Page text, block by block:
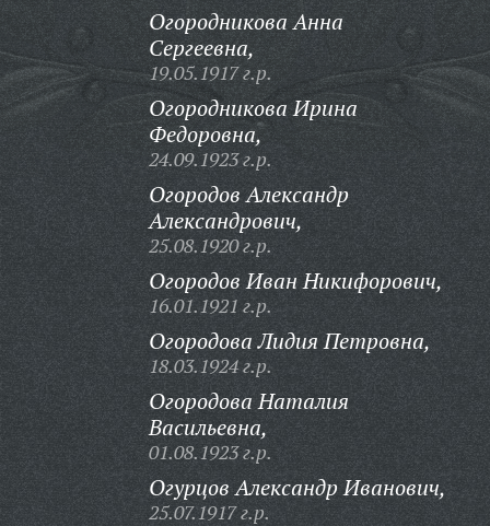
Огородникова Анна
Сергеевна,
19.05.1917 г.р.
Огородникова Ирина
Федоровна,
24.09.1923 г.р.
Огородов Александр
Александрович,
25.08.1920 г.р.
Огородов Иван Никифорович,
16.01.1921 г.р.
Огородова Лидия Петровна,
18.03.1924 г.р.
Огородова Наталия
Васильевна,
01.08.1923 г.р.
Огурцов Александр Иванович,
25.07.1917 г.р.